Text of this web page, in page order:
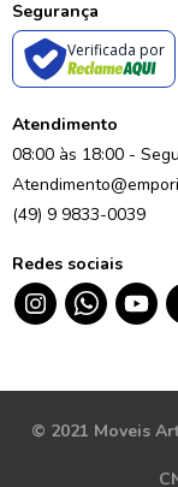
Segurança
Verificada por
Atendimento
08:00 às 18:00 -
(49) 9 9833-0039
Redes sociais
© 2021 Moveis